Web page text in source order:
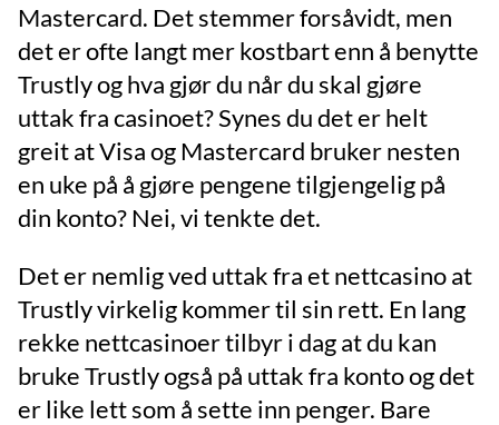
Mastercard. Det stemmer forsåvidt, men
det er ofte langt mer kostbart enn å benytte
Trustly og hva gjør du når du skal gjøre
uttak fra casinoet? Synes du det er helt
greit at Visa og Mastercard bruker nesten
en uke på å gjøre pengene tilgjengelig på
din konto? Nei, vi tenkte det.
Det er nemlig ved uttak fra et nettcasino at
Trustly virkelig kommer til sin rett. En lang
rekke nettcasinoer tilbyr i dag at du kan
bruke Trustly også på uttak fra konto og det
er like lett som å sette inn penger. Bare